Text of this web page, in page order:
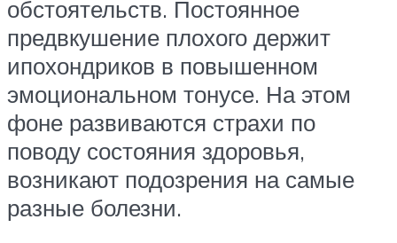
обстоятельств. Постоянное
предвкушение плохого держит
ипохондриков в повышенном
эмоциональном тонусе. На этом
фоне развиваются страхи по
поводу состояния здоровья,
возникают подозрения на самые
разные болезни.